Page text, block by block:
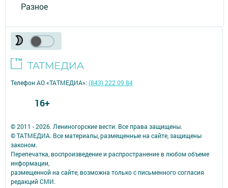
Разное
© 2011 - 2026. Лениногорские вести. Все права защищены.
© ТАТМЕДИА. Все материалы, размещенные на сайте, защищены
законом.
Перепечатка, воспроизведение и распространение в любом объеме
информации,
размещенной на сайте, возможна только с письменного согласия
редакций СМИ.
Телефон АО «ТАТМЕДИА»:(843) 222 09 84
16+